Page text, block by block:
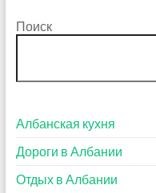
Поиск
Албанская кухня
Дороги в Албании
Отдых в Албании